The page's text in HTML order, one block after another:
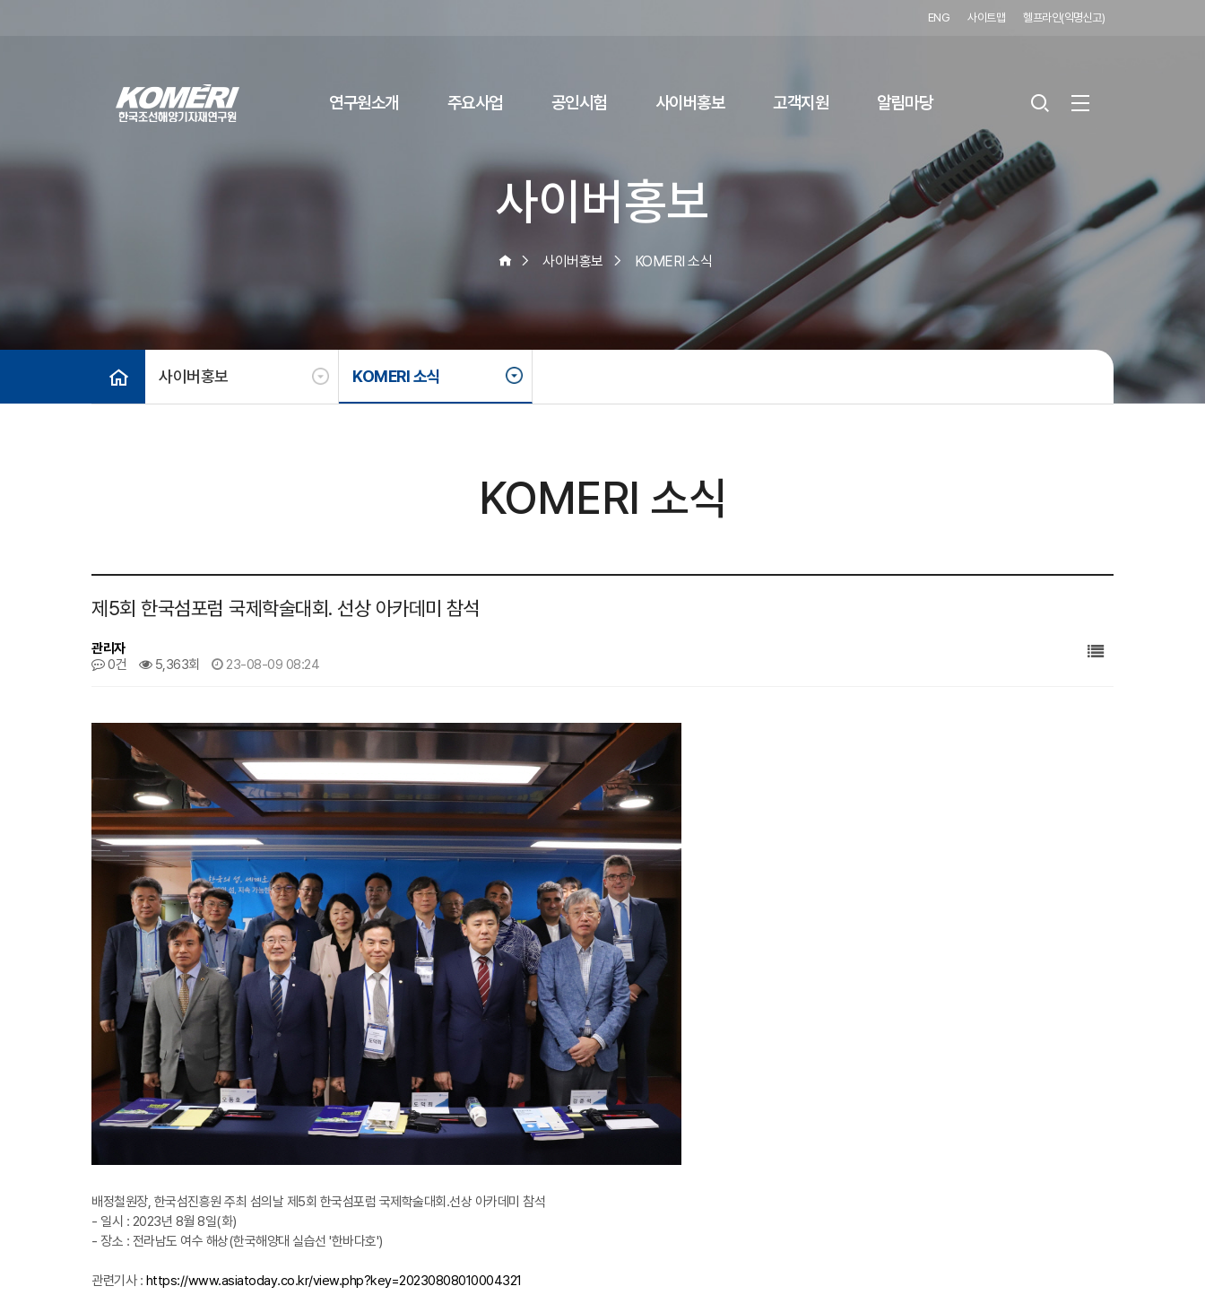
ENG 사이트맵 헬프라인(익명신고)
연구원소개 주요사업 공인시험 사이버홍보 고객지원 알림마당
사이버홍보
사이버홍보 KOMERI 소식
사이버홍보 KOMERI 소식
KOMERI 소식
제5회 한국섬포럼 국제학술대회. 선상 아카데미 참석
관리자
0건
5,363회 23-08-09 08:24
본문
배정철원장, 한국섬진흥원 주최 섬의날 제5회 한국섬포럼 국제학술대회.선상 아카데미 참석
- 일시 : 2023년 8월 8일(화)
- 장소 : 전라남도 여수 해상(한국해양대 실습선 '한바다호')
관련기사 : https://www.asiatoday.co.kr/view.php?key=20230808010004321